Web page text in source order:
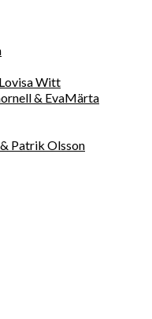
Witt
& EvaMärta
Patrik Olsson